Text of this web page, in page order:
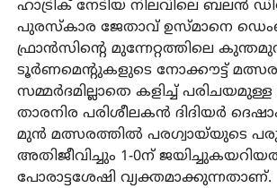
ഹാട്രിക് നേടിയ നിലവിലെ ബലൻ
പുരസ്‌കാര ജേതാവ് ഉസ്മാനെ
ഫ്രാൻസിന്റെ മുന്നേറ്റത്തിലെ
ടൂർണമെന്റുകളുടെ നോക്കൗട്ട്
സമ്മർദമില്ലാതെ കളിച്ച്
താരനിര പരിശീലകൻ ദിദിയർ
മുൻ മത്സരത്തിൽ പരഗ്വായ്‌യുടെ
അതിജീവിച്ചും 1-0ന്
പോരാട്ടശേഷി വ്യക്തമാക്കുന്നതാണ്.